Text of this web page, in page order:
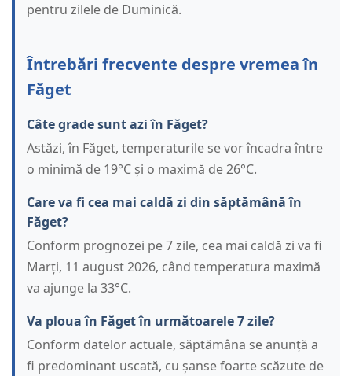
pentru zilele de Duminică.
Întrebări frecvente despre vremea în
Făget
Câte grade sunt azi în Făget?
Astăzi, în Făget, temperaturile se vor încadra între
o minimă de 19°C și o maximă de 26°C.
Care va fi cea mai caldă zi din săptămână în
Făget?
Conform prognozei pe 7 zile, cea mai caldă zi va fi
Marți, 11 august 2026, când temperatura maximă
va ajunge la 33°C.
Va ploua în Făget în următoarele 7 zile?
Conform datelor actuale, săptămâna se anunță a
fi predominant uscată, cu șanse foarte scăzute de